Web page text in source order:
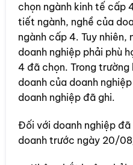
chọn ngành kinh tế cấp
tiết ngành, nghề của
ngành cấp 4. Tuy
doanh nghiệp phải phù
4 đã chọn. Trong trường
doanh của doanh
doanh nghiệp đã ghi.
Đối với doanh nghiệp
doanh trước ngày 20/